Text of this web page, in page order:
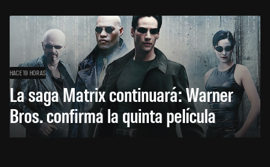
HACE 19 HORAS
La saga Matrix continuará: Warner
Bros. confirma la quinta película